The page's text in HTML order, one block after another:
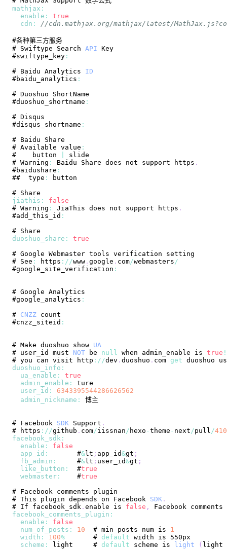
mathjax :
enable :
true
cdn : //cdn.mathjax.org/mathjax/latest/
# Swiftype Search API Key
#swiftype_key :
# Baidu Analytics
ID
#baidu_analytics :
# Duoshuo
ShortName
#duoshuo_shortname :
# Disqus
#disqus_shortname :
# Baidu
Share
# Available value :
#    button
# Warning : Baidu Share does not support https .
#baidushare :
##  type :
# Share
jiathis :
false
# Warning : JiaThis does not support https .
#add_this_id :
# Share
duoshuo_share :
true
# Google Webmaster
# See : https : / /www . google . com/webmasters /
#google_site_verification :
# Google Analytics
#google_analytics :
# CNZZ
#cnzz_siteid :
# Make duoshuo show UA
# user_id must NOT be null when admin_enable is true !
# you can visit http : / /dev . duoshuo . com get duoshuo
duoshuo_info :
ua_enable :
true
admin_enable :
user_id :
6343395544286626562
admin_nickname :
# Facebook SDK Support .
# https : / /github . com/iissnan / hexo -theme - next /pull /410
facebook_sdk :
enable :
false
app_id :
       #
&lt ; app_id&gt ;
fb_admin :
     #
&lt ; user_id&gt ;
like_button :
  #
true
webmaster :
    #
true
# Facebook
# This plugin depends on Facebook SDK .
# If facebook_sdk . enable is false , Facebook
facebook_comments_plugin :
enable :
false
num_of_posts : 10
  # min posts num is
1
width : 100%
       #
default
scheme : light     # default scheme is light ( light